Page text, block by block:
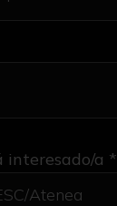
interesado/a *
Atenea